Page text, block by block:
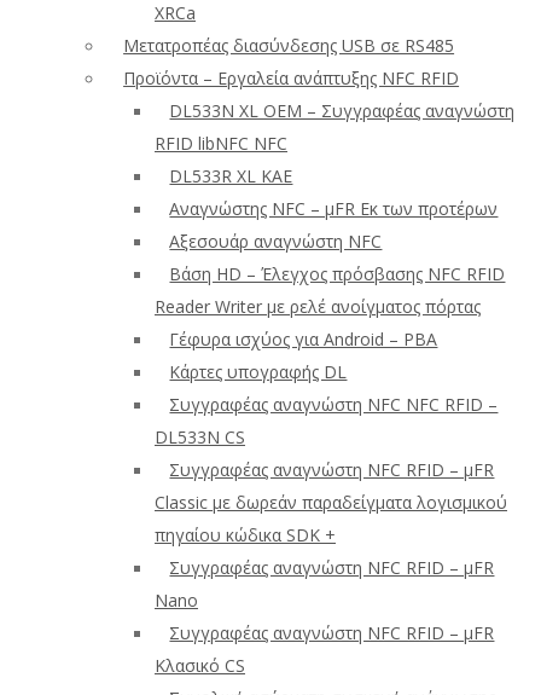
XRCa
Μετατροπέας διασύνδεσης USB σε RS485
Προϊόντα – Εργαλεία ανάπτυξης NFC RFID
DL533N XL OEM – Συγγραφέας αναγνώστη
RFID libNFC NFC
DL533R XL ΚΑΕ
Αναγνώστης NFC – μFR Εκ των προτέρων
Αξεσουάρ αναγνώστη NFC
Βάση HD – Έλεγχος πρόσβασης NFC RFID
Reader Writer με ρελέ ανοίγματος πόρτας
Γέφυρα ισχύος για Android – PBA
Κάρτες υπογραφής DL
Συγγραφέας αναγνώστη NFC NFC RFID –
DL533N CS
Συγγραφέας αναγνώστη NFC RFID – μFR
Classic με δωρεάν παραδείγματα λογισμικού
πηγαίου κώδικα SDK +
Συγγραφέας αναγνώστη NFC RFID – μFR
Nano
Συγγραφέας αναγνώστη NFC RFID – μFR
Κλασικό CS